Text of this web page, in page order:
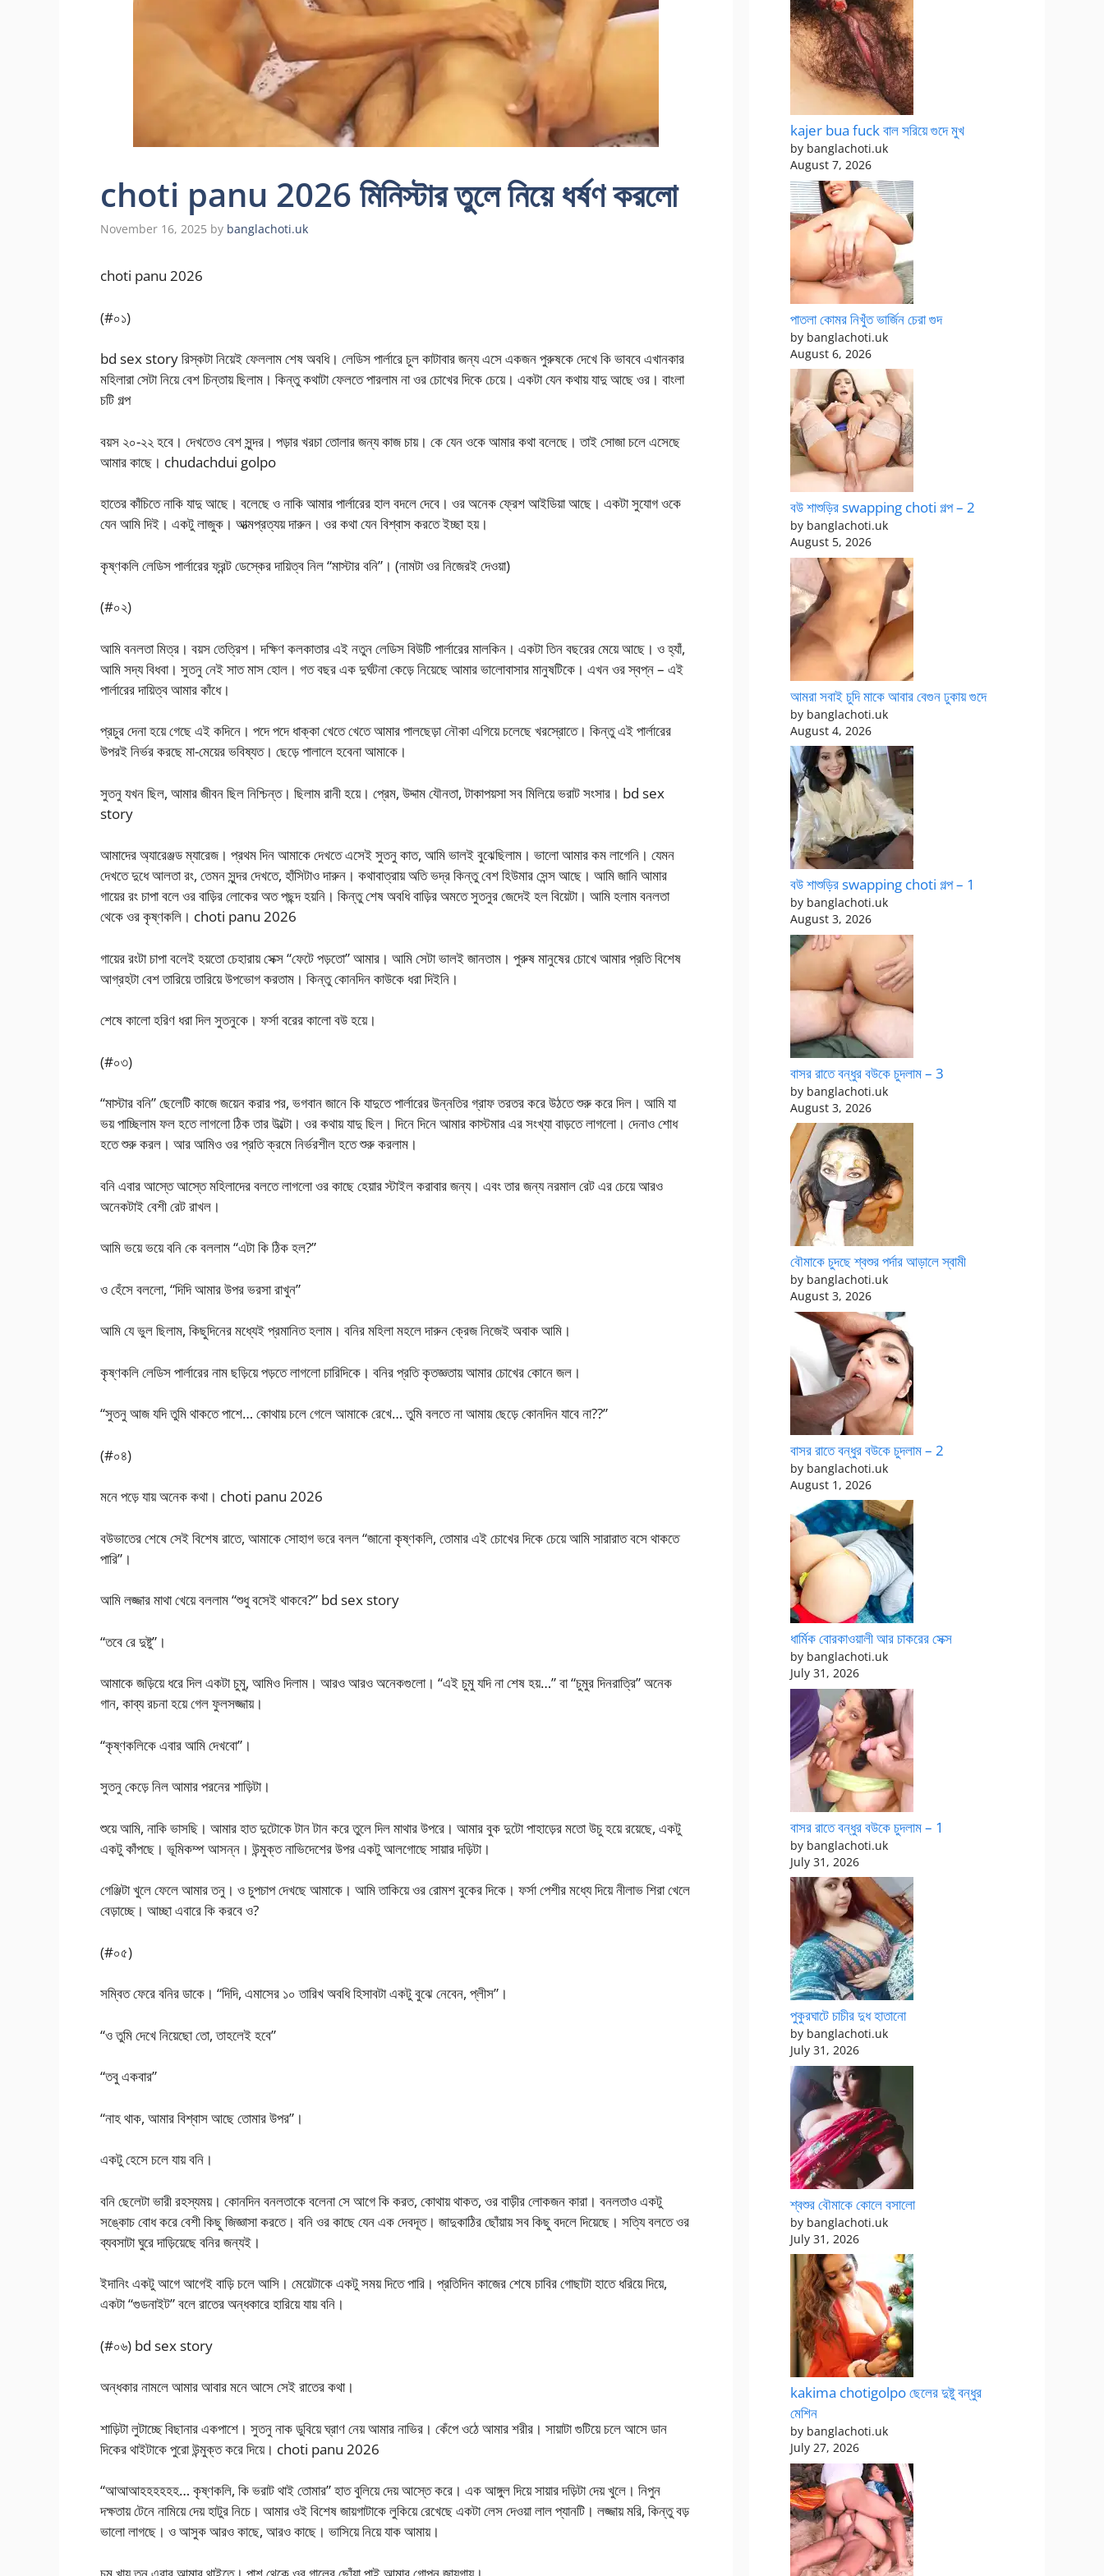
choti panu 2026 মিনিস্টার তুলে নিয়ে ধর্ষণ করলো
November 16, 2025 by banglachoti.uk
choti panu 2026
(#০১)
bd sex story রিস্কটা নিয়েই ফেললাম শেষ অবধি। লেডিস পার্লারে চুল কাটাবার জন্য এসে একজন পুরুষকে দেখে কি ভাববে এখানকার
মহিলারা সেটা নিয়ে বেশ চিন্তায় ছিলাম। কিন্তু কথাটা ফেলতে পারলাম না ওর চোখের দিকে চেয়ে। একটা যেন কথায় যাদু আছে ওর। বাংলা
চটি গল্প
বয়স ২০-২২ হবে। দেখতেও বেশ সুন্দর। পড়ার খরচা তোলার জন্য কাজ চায়। কে যেন ওকে আমার কথা বলেছে। তাই সোজা চলে এসেছে
আমার কাছে। chudachdui golpo
হাতের কাঁচিতে নাকি যাদু আছে। বলেছে ও নাকি আমার পার্লারের হাল বদলে দেবে। ওর অনেক ফ্রেশ আইডিয়া আছে। একটা সুযোগ ওকে
যেন আমি দিই। একটু লাজুক। আত্মপ্রত্যয় দারুন। ওর কথা যেন বিশ্বাস করতে ইচ্ছা হয়।
কৃষ্ণকলি লেডিস পার্লারের ফ্রন্ট ডেস্কের দায়িত্ব নিল “মাস্টার বনি”। (নামটা ওর নিজেরই দেওয়া)
(#০২)
আমি বনলতা মিত্র। বয়স তেত্রিশ। দক্ষিণ কলকাতার এই নতুন লেডিস বিউটি পার্লারের মালকিন। একটা তিন বছরের মেয়ে আছে। ও হ্যাঁ,
আমি সদ্য বিধবা। সুতনু নেই সাত মাস হোল। গত বছর এক দুর্ঘটনা কেড়ে নিয়েছে আমার ভালোবাসার মানুষটিকে। এখন ওর স্বপ্ন – এই
পার্লারের দায়িত্ব আমার কাঁধে।
প্রচুর দেনা হয়ে গেছে এই কদিনে। পদে পদে ধাক্কা খেতে খেতে আমার পালছেড়া নৌকা এগিয়ে চলেছে খরস্রোতে। কিন্তু এই পার্লারের
উপরই নির্ভর করছে মা-মেয়ের ভবিষ্যত। ছেড়ে পালালে হবেনা আমাকে।
সুতনু যখন ছিল, আমার জীবন ছিল নিশ্চিন্ত। ছিলাম রানী হয়ে। প্রেম, উদ্দাম যৌনতা, টাকাপয়সা সব মিলিয়ে ভরাট সংসার। bd sex
story
আমাদের অ্যারেঞ্জড ম্যারেজ। প্রথম দিন আমাকে দেখতে এসেই সুতনু কাত, আমি ভালই বুঝেছিলাম। ভালো আমার কম লাগেনি। যেমন
দেখতে দুধে আলতা রং, তেমন সুন্দর দেখতে, হাঁসিটাও দারুন। কথাবাত্রায় অতি ভদ্র কিন্তু বেশ হিউমার সেন্স আছে। আমি জানি আমার
গায়ের রং চাপা বলে ওর বাড়ির লোকের অত পছন্দ হয়নি। কিন্তু শেষ অবধি বাড়ির অমতে সুতনুর জেদেই হল বিয়েটা। আমি হলাম বনলতা
থেকে ওর কৃষ্ণকলি। choti panu 2026
গায়ের রংটা চাপা বলেই হয়তো চেহারায় সেক্স “ফেটে পড়তো” আমার। আমি সেটা ভালই জানতাম। পুরুষ মানুষের চোখে আমার প্রতি বিশেষ
আগ্রহটা বেশ তারিয়ে তারিয়ে উপভোগ করতাম। কিন্তু কোনদিন কাউকে ধরা দিইনি।
শেষে কালো হরিণ ধরা দিল সুতনুকে। ফর্সা বরের কালো বউ হয়ে।
(#০৩)
“মাস্টার বনি” ছেলেটি কাজে জয়েন করার পর, ভগবান জানে কি যাদুতে পার্লারের উন্নতির গ্রাফ তরতর করে উঠতে শুরু করে দিল। আমি যা
ভয় পাচ্ছিলাম ফল হতে লাগলো ঠিক তার উল্টো। ওর কথায় যাদু ছিল। দিনে দিনে আমার কাস্টমার এর সংখ্যা বাড়তে লাগলো। দেনাও শোধ
হতে শুরু করল। আর আমিও ওর প্রতি ক্রমে নির্ভরশীল হতে শুরু করলাম।
বনি এবার আস্তে আস্তে মহিলাদের বলতে লাগলো ওর কাছে হেয়ার স্টাইল করাবার জন্য। এবং তার জন্য নরমাল রেট এর চেয়ে আরও
অনেকটাই বেশী রেট রাখল।
আমি ভয়ে ভয়ে বনি কে বললাম “এটা কি ঠিক হল?”
ও হেঁসে বললো, “দিদি আমার উপর ভরসা রাখুন”
আমি যে ভুল ছিলাম, কিছুদিনের মধ্যেই প্রমানিত হলাম। বনির মহিলা মহলে দারুন ক্রেজ নিজেই অবাক আমি।
কৃষ্ণকলি লেডিস পার্লারের নাম ছড়িয়ে পড়তে লাগলো চারিদিকে। বনির প্রতি কৃতজ্ঞতায় আমার চোখের কোনে জল।
“সুতনু আজ যদি তুমি থাকতে পাশে… কোথায় চলে গেলে আমাকে রেখে… তুমি বলতে না আমায় ছেড়ে কোনদিন যাবে না??”
(#০৪)
মনে পড়ে যায় অনেক কথা। choti panu 2026
বউভাতের শেষে সেই বিশেষ রাতে, আমাকে সোহাগ ভরে বলল “জানো কৃষ্ণকলি, তোমার এই চোখের দিকে চেয়ে আমি সারারাত বসে থাকতে
পারি”।
আমি লজ্জার মাথা খেয়ে বললাম “শুধু বসেই থাকবে?” bd sex story
“তবে রে দুষ্টু”।
আমাকে জড়িয়ে ধরে দিল একটা চুমু, আমিও দিলাম। আরও আরও অনেকগুলো। “এই চুমু যদি না শেষ হয়…” বা “চুমুর দিনরাত্রি” অনেক
গান, কাব্য রচনা হয়ে গেল ফুলসজ্জায়।
“কৃষ্ণকলিকে এবার আমি দেখবো”।
সুতনু কেড়ে নিল আমার পরনের শাড়িটা।
শুয়ে আমি, নাকি ভাসছি। আমার হাত দুটোকে টান টান করে তুলে দিল মাথার উপরে। আমার বুক দুটো পাহাড়ের মতো উচু হয়ে রয়েছে, একটু
একটু কাঁপছে। ভূমিকম্প আসন্ন। উন্মুক্ত নাভিদেশের উপর একটু আলগোছে সায়ার দড়িটা।
গেঞ্জিটা খুলে ফেলে আমার তনু। ও চুপচাপ দেখছে আমাকে। আমি তাকিয়ে ওর রোমশ বুকের দিকে। ফর্সা পেশীর মধ্যে দিয়ে নীলাভ শিরা খেলে
বেড়াচ্ছে। আচ্ছা এবারে কি করবে ও?
(#০৫)
সম্বিত ফেরে বনির ডাকে। “দিদি, এমাসের ১০ তারিখ অবধি হিসাবটা একটু বুঝে নেবেন, প্লীস”।
“ও তুমি দেখে নিয়েছো তো, তাহলেই হবে”
“তবু একবার”
“নাহ থাক, আমার বিশ্বাস আছে তোমার উপর”।
একটু হেসে চলে যায় বনি।
বনি ছেলেটা ভারী রহস্যময়। কোনদিন বনলতাকে বলেনা সে আগে কি করত, কোথায় থাকত, ওর বাড়ীর লোকজন কারা। বনলতাও একটু
সঙ্কোচ বোধ করে বেশী কিছু জিজ্ঞাসা করতে। বনি ওর কাছে যেন এক দেবদূত। জাদুকাঠির ছোঁয়ায় সব কিছু বদলে দিয়েছে। সত্যি বলতে ওর
ব্যবসাটা ঘুরে দাড়িয়েছে বনির জন্যই।
ইদানিং একটু আগে আগেই বাড়ি চলে আসি। মেয়েটাকে একটু সময় দিতে পারি। প্রতিদিন কাজের শেষে চাবির গোছাটা হাতে ধরিয়ে দিয়ে,
একটা “গুডনাইট” বলে রাতের অন্ধকারে হারিয়ে যায় বনি।
(#০৬) bd sex story
অন্ধকার নামলে আমার আবার মনে আসে সেই রাতের কথা।
শাড়িটা লুটাচ্ছে বিছানার একপাশে। সুতনু নাক ডুবিয়ে ঘ্রাণ নেয় আমার নাভির। কেঁপে ওঠে আমার শরীর। সায়াটা গুটিয়ে চলে আসে ডান
দিকের থাইটাকে পুরো উন্মুক্ত করে দিয়ে। choti panu 2026
“আআআহহহহহহ… কৃষ্ণকলি, কি ভরাট থাই তোমার” হাত বুলিয়ে দেয় আস্তে করে। এক আঙ্গুল দিয়ে সায়ার দড়িটা দেয় খুলে। নিপুন
দক্ষতায় টেনে নামিয়ে দেয় হাটুর নিচে। আমার ওই বিশেষ জায়গাটাকে লুকিয়ে রেখেছে একটা লেস দেওয়া লাল প্যানটি। লজ্জায় মরি, কিন্তু বড়
ভালো লাগছে। ও আসুক আরও কাছে, আরও কাছে। ভাসিয়ে নিয়ে যাক আমায়।
kajer bua fuck বাল সরিয়ে গুদে মুখ
by banglachoti.uk
August 7, 2026
পাতলা কোমর নিখুঁত ভার্জিন চেরা গুদ
by banglachoti.uk
August 6, 2026
বউ শাশুড়ির swapping choti গল্প – 2
by banglachoti.uk
August 5, 2026
আমরা সবাই চুদি মাকে আবার বেগুন ঢুকায় গুদে
by banglachoti.uk
August 4, 2026
বউ শাশুড়ির swapping choti গল্প – 1
by banglachoti.uk
August 3, 2026
বাসর রাতে বন্ধুর বউকে চুদলাম – 3
by banglachoti.uk
August 3, 2026
বৌমাকে চুদছে শ্বশুর পর্দার আড়ালে স্বামী
by banglachoti.uk
August 3, 2026
বাসর রাতে বন্ধুর বউকে চুদলাম – 2
by banglachoti.uk
August 1, 2026
ধার্মিক বোরকাওয়ালী আর চাকরের সেক্স
by banglachoti.uk
July 31, 2026
বাসর রাতে বন্ধুর বউকে চুদলাম – 1
by banglachoti.uk
July 31, 2026
পুকুরঘাটে চাচীর দুধ হাতানো
by banglachoti.uk
July 31, 2026
শ্বশুর বৌমাকে কোলে বসালো
by banglachoti.uk
July 31, 2026
kakima chotigolpo ছেলের দুষ্টু বন্ধুর
মেশিন
by banglachoti.uk
July 27, 2026